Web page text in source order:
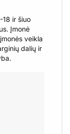
18 ir šiuo
Įmonė
veikla
dalių ir